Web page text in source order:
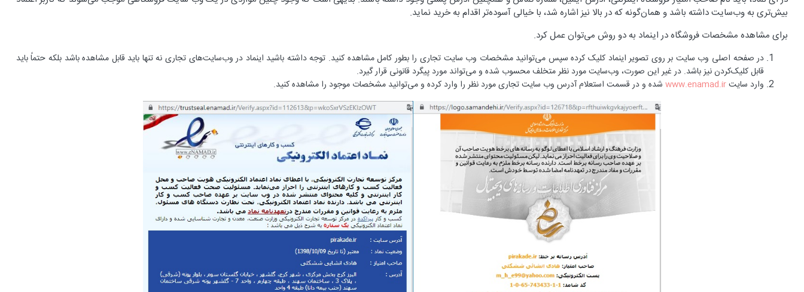
بیش‌تری به وب‌سایت داشته باشد و همان‌گونه که در بالا نیز اشاره شد، با خیالی آسوده‌تر اقدام به خرید نماید.
برای مشاهده مشخصات فروشگاه در اینماد به دو روش می‌توان عمل کرد.
در صفحه اصلی وب سایت بر روی تصویر اینماد کلیک کرده سپس می‌توانید مشخصات وب سایت تجاری را بطور کامل مشاهده کنید. توجه داشته باشید اینماد در وب‌سایت‌های تجاری نه تنها باید قابل مشاهده باشد بلکه حتماً باید
قابل کلیک‌کردن نیز باشد. در غیر این صورت، وب‌سایت مورد نظر متخلف محسوب شده و می‌تواند مورد پیگرد قانونی قرار گیرد.
وارد سایتwww.enamad.ir شده و در قسمت استعلام آدرس وب سایت تجاری مورد نظر را وارد کرده و می‌توانید مشخصات موجود را مشاهده کنید.